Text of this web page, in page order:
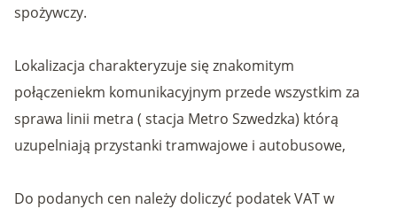
spożywczy.
Lokalizacja charakteryzuje się znakomitym
połączeniekm komunikacyjnym przede wszystkim za
sprawa linii metra ( stacja Metro Szwedzka) którą
uzupelniają przystanki tramwajowe i autobusowe,
Do podanych cen należy doliczyć podatek VAT w